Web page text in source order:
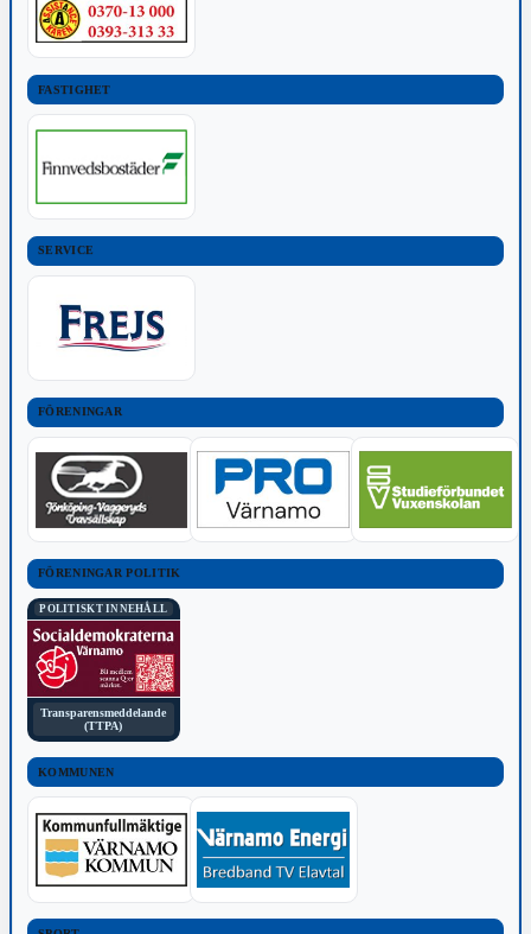
FASTIGHET
SERVICE
FÖRENINGAR
FÖRENINGAR POLITIK
POLITISKT INNEHÅLL
Transparensmeddelande
(TTPA)
KOMMUNEN